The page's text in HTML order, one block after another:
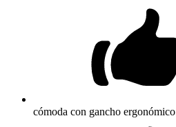
cómoda con gancho ergonómico